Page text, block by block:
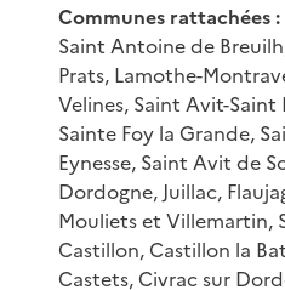
Communes rattachées :
Saint Antoine de
Prats, Lamothe-
Velines, Saint Avit-Saint
Sainte Foy la Grande,
Eynesse, Saint Avit de
Dordogne, Juillac,
Mouliets et Villemartin,
Castillon, Castillon la
Castets, Civrac sur